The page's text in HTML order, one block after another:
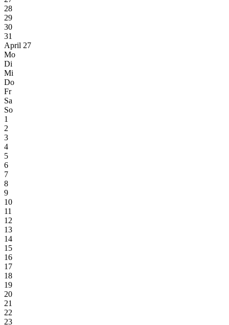
28
29
30
31
April 27
Mo
Di
Mi
Do
Fr
Sa
So
1
2
3
4
5
6
7
8
9
10
11
12
13
14
15
16
17
18
19
20
21
22
23